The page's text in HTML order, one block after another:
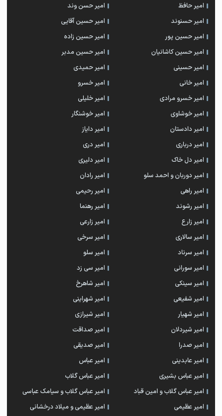
امیر حافظ
امیر حسن وند
امیر حسنوند
امیر حسین آقایی
امیر حسین پور
امیر حسین زاده
امیر حسین کاشانیان
امیر حسین مدبر
امیر حسینی
امیر حمیدی
امیر خانی
امیر خسرو
امیر خسرو مرادی
امیر خلیلی
امیر خوشاوی
امیر خوشنگار
امیر دادستان
امیر دایاز
امیر درباری
امیر دری
امیر دل خاک
امیر دلیری
امیر دوربان و احمد سلو
امیر رادان
امیر راهی
امیر رحیمی
امیر رشوند
امیر رهنما
امیر زارع
امیر زارعی
امیر سالاری
امیر سرخی
امیر سرناد
امیر سلو
امیر سورانی
امیر سی زد
امیر سینکی
امیر شاهرخ
امیر شفیعی
امیر شهراینی
امیر شهیار
امیر شیرازی
امیر شیردلان
امیر صداقت
امیر صدرا
امیر صدیقی
امیر عابدینی
امیر عباس
امیر عباس بشیری
امیر عباس گلاب
امیر عباس گلاب و امین قباد
امیر عباس گلاب و سیامک عباسی
امیر عظیمی
امیر عظیمی و میلاد درخشانی